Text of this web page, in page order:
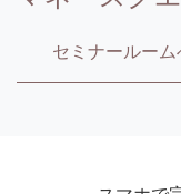
セミナールー